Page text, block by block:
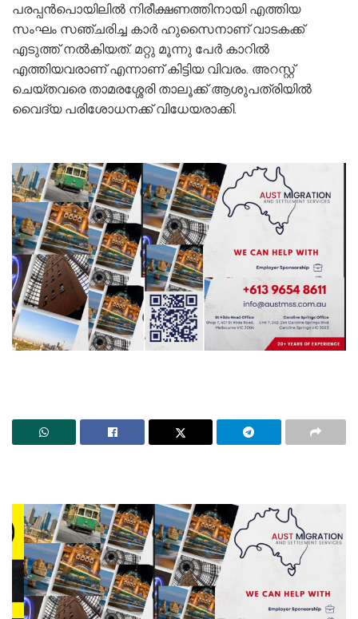
പരപ്പൻപൊയിലിൽ നിരീക്ഷണത്തിനായി എത്തിയ
സംഘം സഞ്ചരിച്ച കാർ ഹുസൈനാണ് വാടകക്ക്
എടുത്ത് നൽകിയത്. മറ്റു മൂന്നു പേർ കാറിൽ
എത്തിയവരാണ് എന്നാണ് കിട്ടിയ വിവരം. അറസ്റ്റ്
ചെയ്തവരെ താമരശ്ശേരി താലൂക്ക് ആശുപത്രിയിൽ
വൈദ്യ പരിശോധനക്ക് വിധേയരാക്കി.